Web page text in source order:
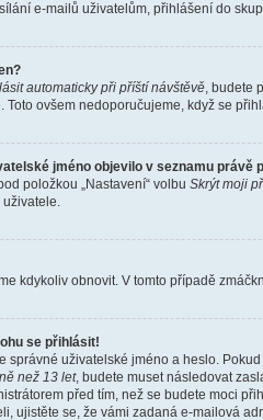
e-mailů uživatelům, přihlášení do
automaticky při příští návštěvě, budete
Toto ovšem nedoporučujeme, když se
jméno objevilo v seznamu právě
položkou „Nastavení“ volbu Skrýt moji
uživatele.
kdykoliv obnovit. V tomto případě
se přihlásit!
správné uživatelské jméno a heslo.
než 13 let, budete muset následovat
před tím, než se budete moci
ujistěte se, že vámi zadaná e-mailová